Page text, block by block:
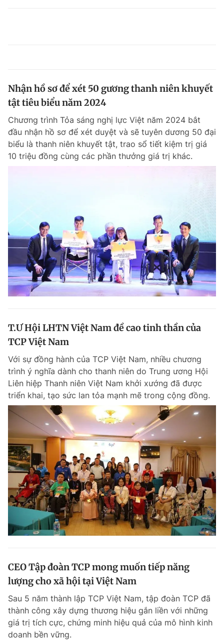
Nhận hồ sơ để xét 50 gương thanh niên khuyết
tật tiêu biểu năm 2024
Chương trình Tỏa sáng nghị lực Việt năm 2024 bắt
đầu nhận hồ sơ để xét duyệt và sẽ tuyên dương 50 đại
biểu là thanh niên khuyết tật, trao sổ tiết kiệm trị giá
10 triệu đồng cùng các phần thưởng giá trị khác.
T.Ư Hội LHTN Việt Nam đề cao tinh thần của
TCP Việt Nam
Với sự đồng hành của TCP Việt Nam, nhiều chương
trình ý nghĩa dành cho thanh niên do Trung ương Hội
Liên hiệp Thanh niên Việt Nam khởi xướng đã được
triển khai, tạo sức lan tỏa mạnh mẽ trong cộng đồng.
CEO Tập đoàn TCP mong muốn tiếp năng
lượng cho xã hội tại Việt Nam
Sau 5 năm thành lập TCP Việt Nam, tập đoàn TCP đã
thành công xây dựng thương hiệu gắn liền với những
giá trị tích cực, chứng minh hiệu quả của mô hình kinh
doanh bền vững.